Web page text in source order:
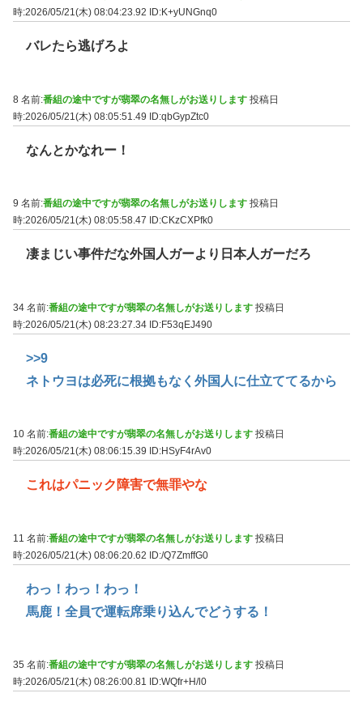
時:2026/05/21(木) 08:04:23.92
ID:K+yUNGnq0
バレたら逃げろよ
8 名前:番組の途中ですが翡翠の名無しがお送りします 投稿日
時:2026/05/21(木) 08:05:51.49 ID:qbGypZtc0
なんとかなれー！
9 名前:番組の途中ですが翡翠の名無しがお送りします 投稿日
時:2026/05/21(木) 08:05:58.47
ID:CKzCXPfk0
凄まじい事件だな外国人ガーより日本人ガーだろ
34 名前:番組の途中ですが翡翠の名無しがお送りします 投稿日
時:2026/05/21(木) 08:23:27.34 ID:F53qEJ490
>>9
ネトウヨは必死に根拠もなく外国人に仕立ててるから
10 名前:番組の途中ですが翡翠の名無しがお送りします 投稿日
時:2026/05/21(木) 08:06:15.39
ID:HSyF4rAv0
これはパニック障害で無罪やな
11 名前:番組の途中ですが翡翠の名無しがお送りします 投稿日
時:2026/05/21(木) 08:06:20.62 ID:/Q7ZmffG0
わっ！わっ！わっ！
馬鹿！全員で運転席乗り込んでどうする！
35 名前:番組の途中ですが翡翠の名無しがお送りします 投稿日
時:2026/05/21(木) 08:26:00.81
ID:WQfr+H/l0